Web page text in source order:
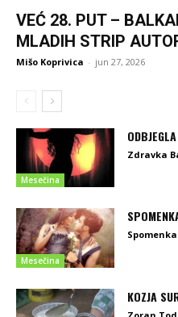
VEĆ 28. PUT –
MLADIH STRIP
Mišo Koprivica - jun 27, 2026
Mesečina
Zdravka
Mesečina
KOZJA